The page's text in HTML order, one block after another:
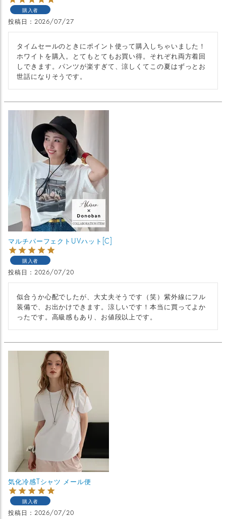
購入者
投稿日 2026/07/27
タイムセールのときにポイント使って購入しちゃいました！
ホワイトを購入。とてもとてもお買い得。それぞれ両方着回
しできます。パンツが楽すぎて、涼しくてこの夏はずっとお
世話になりそうです。
マルチパーフェクトUVハット[C]
購入者
投稿日 2026/07/20
似合うか心配でしたが、大丈夫そうです（笑）紫外線にフル
装備で、お出かけできます。涼しいです！本当に買ってよか
ったです。高級感もあり、お値段以上です。
気化冷感Tシャツ メール便
購入者
投稿日 2026/07/20